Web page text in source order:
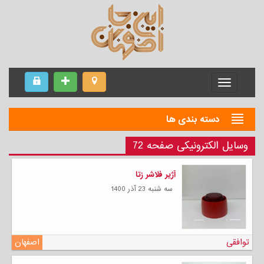
Menu
دسته بندی ها
وسایل الکترونیکی صفحه 72
آژیر فلاشر زتا
سه شنبه 23 آذر 1400
اصفهان توافقی